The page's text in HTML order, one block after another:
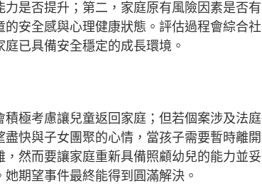
是否提升；第二，家庭原有風險因素是否有
安全感與心理健康狀態。評估過程會綜合社
已具備安全穩定的成長環境。
極考慮讓兒童返回家庭；但若個案涉及法庭
快與子女團聚的心情，當孩子需要暫時離開
然而要讓家庭重新具備照顧幼兒的能力並妥
期望事件最終能得到圓滿解決。